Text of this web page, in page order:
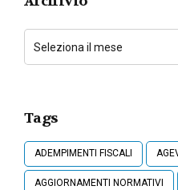
Tags
ADEMPIMENTI FISCALI
AGGIORNAMENTI NORMATIVI